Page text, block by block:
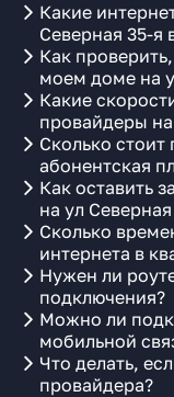
Какие
Северная 35-я
Как
моем доме на
Какие
провайдеры
Сколько стоит
абонентская
Как оставить
на ул
Сколько
интернета в
Нужен ли
подключения?
Можно ли
мобильной
Что делать,
провайдера?